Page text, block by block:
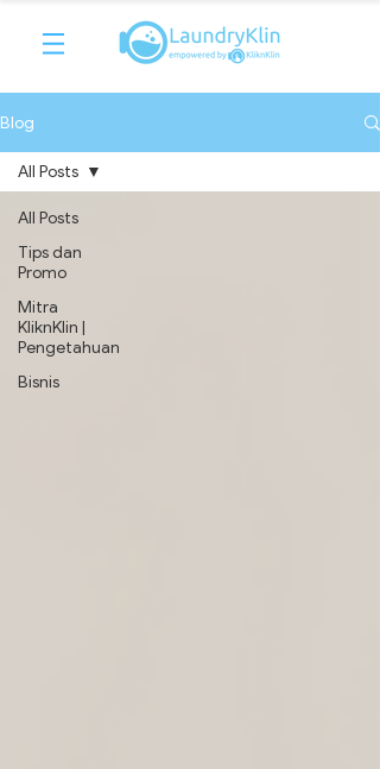
Blog
All Posts
Tips dan
Promo
Mitra
KliknKlin |
Pengetahuan
Bisnis
All Posts